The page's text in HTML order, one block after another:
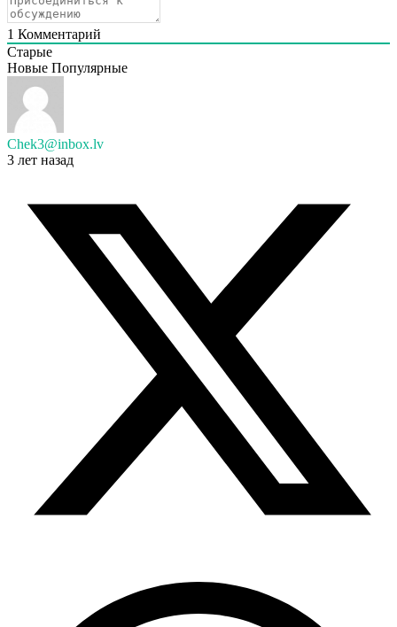
1 Комментарий
Старые
Новые Популярные
Chek3@inbox.lv
3 лет назад